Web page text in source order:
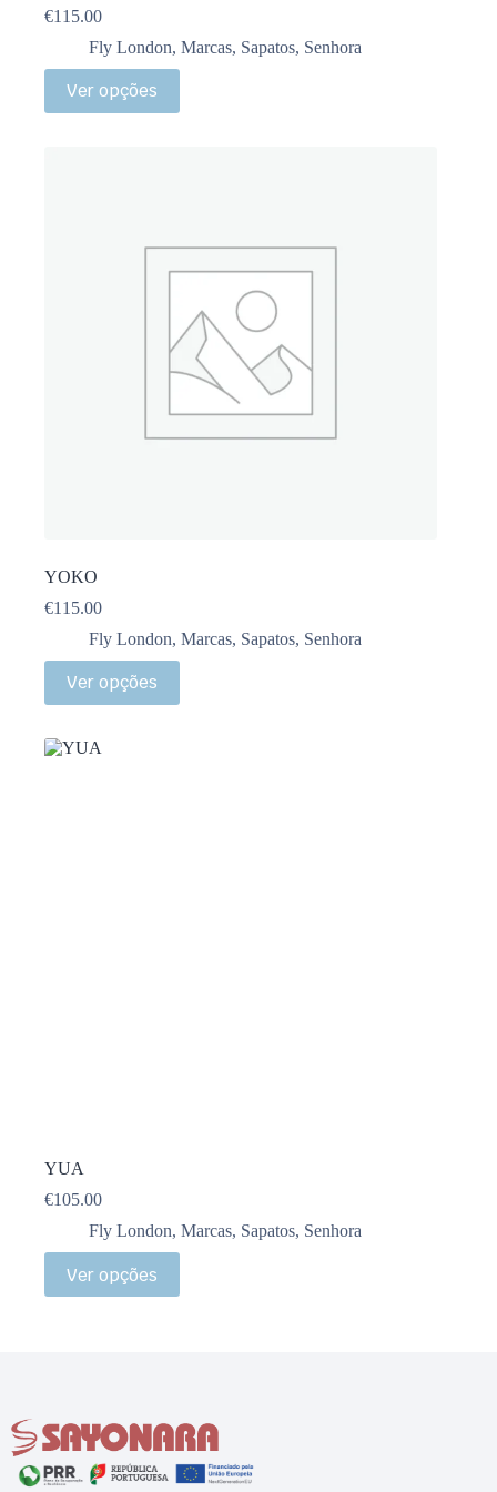
€115.00
Fly London, Marcas, Sapatos, Senhora
Ver opções
YOKO
€115.00
Fly London, Marcas, Sapatos, Senhora
Ver opções
YUA
€105.00
Fly London, Marcas, Sapatos, Senhora
Ver opções